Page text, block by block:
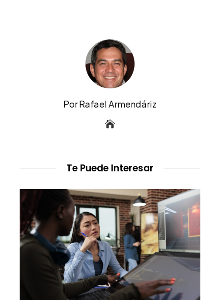
Por Rafael Armendáriz
Te Puede Interesar